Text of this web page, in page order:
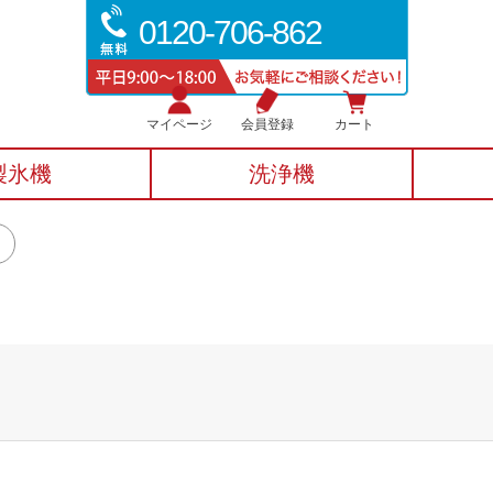
0120-706-862
マイページ 会員登録 カート
氷機 洗浄機